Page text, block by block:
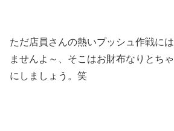
ただ店員さんの熱いプッシュ作戦に
ませんよ～、そこはお財布なりとち
にしましょう。笑